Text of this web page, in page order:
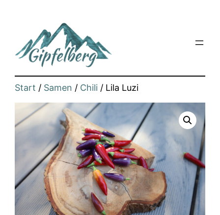
springen
Start / Samen / Chili / Lila Luzi